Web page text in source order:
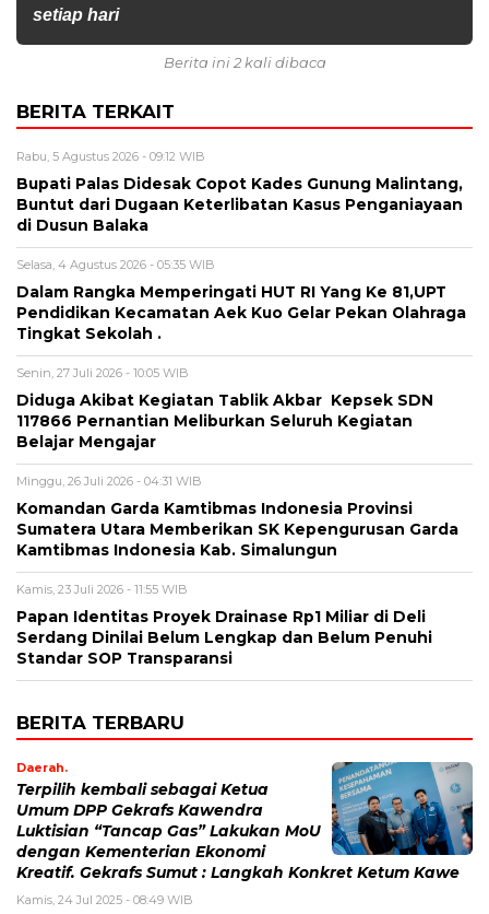
setiap hari
Berita ini 2 kali dibaca
BERITA TERKAIT
Rabu, 5 Agustus 2026 - 09:12 WIB
Bupati Palas Didesak Copot Kades Gunung Malintang,
Buntut dari Dugaan Keterlibatan Kasus Penganiayaan
di Dusun Balaka
Selasa, 4 Agustus 2026 - 05:35 WIB
Dalam Rangka Memperingati HUT RI Yang Ke 81,UPT
Pendidikan Kecamatan Aek Kuo Gelar Pekan Olahraga
Tingkat Sekolah .
Senin, 27 Juli 2026 - 10:05 WIB
Diduga Akibat Kegiatan Tablik Akbar Kepsek SDN
117866 Pernantian Meliburkan Seluruh Kegiatan
Belajar Mengajar
Minggu, 26 Juli 2026 - 04:31 WIB
Komandan Garda Kamtibmas Indonesia Provinsi
Sumatera Utara Memberikan SK Kepengurusan Garda
Kamtibmas Indonesia Kab. Simalungun
Kamis, 23 Juli 2026 - 11:55 WIB
Papan Identitas Proyek Drainase Rp1 Miliar di Deli
Serdang Dinilai Belum Lengkap dan Belum Penuhi
Standar SOP Transparansi
BERITA TERBARU
Daerah.
Terpilih kembali sebagai Ketua
Umum DPP Gekrafs Kawendra
Luktisian “Tancap Gas” Lakukan MoU
dengan Kementerian Ekonomi
Kreatif. Gekrafs Sumut : Langkah Konkret Ketum Kawe
Kamis, 24 Jul 2025 - 08:49 WIB